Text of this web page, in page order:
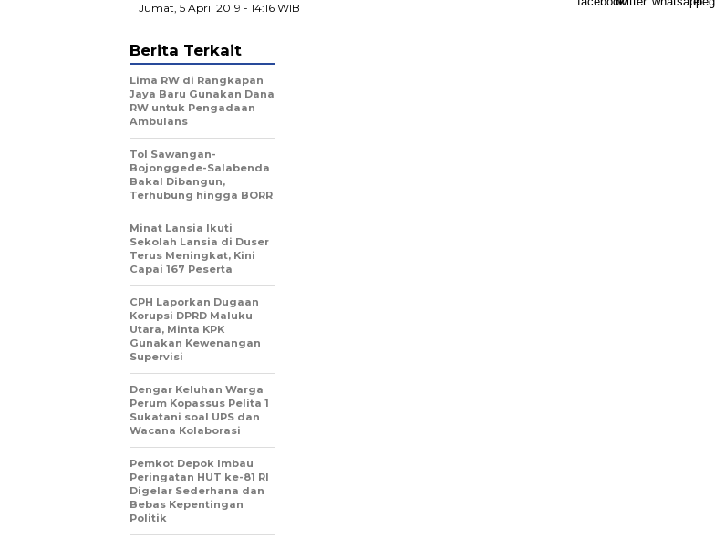
Jumat, 5 April 2019 - 14:16 WIB
Berita Terkait
Lima RW di Rangkapan
Jaya Baru Gunakan Dana
RW untuk Pengadaan
Ambulans
Tol Sawangan-
Bojonggede-Salabenda
Bakal Dibangun,
Terhubung hingga BORR
Minat Lansia Ikuti
Sekolah Lansia di Duser
Terus Meningkat, Kini
Capai 167 Peserta
CPH Laporkan Dugaan
Korupsi DPRD Maluku
Utara, Minta KPK
Gunakan Kewenangan
Supervisi
Dengar Keluhan Warga
Perum Kopassus Pelita 1
Sukatani soal UPS dan
Wacana Kolaborasi
Pemkot Depok Imbau
Peringatan HUT ke-81 RI
Digelar Sederhana dan
Bebas Kepentingan
Politik